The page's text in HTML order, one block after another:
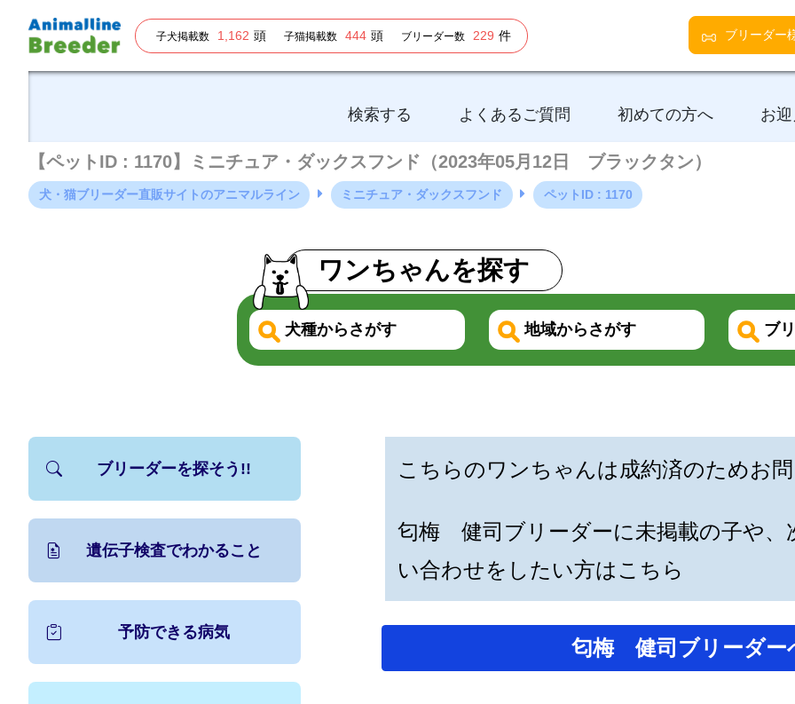
子犬掲載数 1,162 頭 子猫掲載数 444 頭 ブリーダー数 229 件 ブリーダー
検索する よくあるご質問 初めての方へ お
【ペットID : 1170】ミニチュア・ダックスフンド（2023年05月12日 ブラックタン）
犬・猫ブリーダー直販サイトのアニマルライン ミニチュア・ダックスフンド ペットID : 1170
ワンちゃんを探す
犬種からさがす 地域からさがす ブ
こちらのワンちゃんは成約済のためお
匂梅 健司ブリーダーに未掲載の子や、
い合わせをしたい方はこちら
匂梅 健司ブリーダー
ブリーダーを探そう!!
遺伝子検査でわかること
予防できる病気